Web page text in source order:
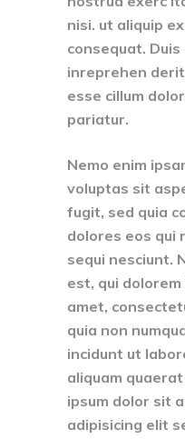
nisi. ut aliquip
consequat.
inreprehen
esse cillum
pariatur.
Nemo enim
voluptas sit
fugit, sed quia
dolores eos qui
sequi nesciunt.
est, qui
amet,
quia non
incidunt ut
aliquam
ipsum dolor sit
adipisicing elit